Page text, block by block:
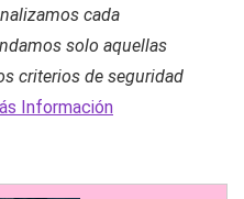
cada
solo aquellas
criterios de seguridad
Información